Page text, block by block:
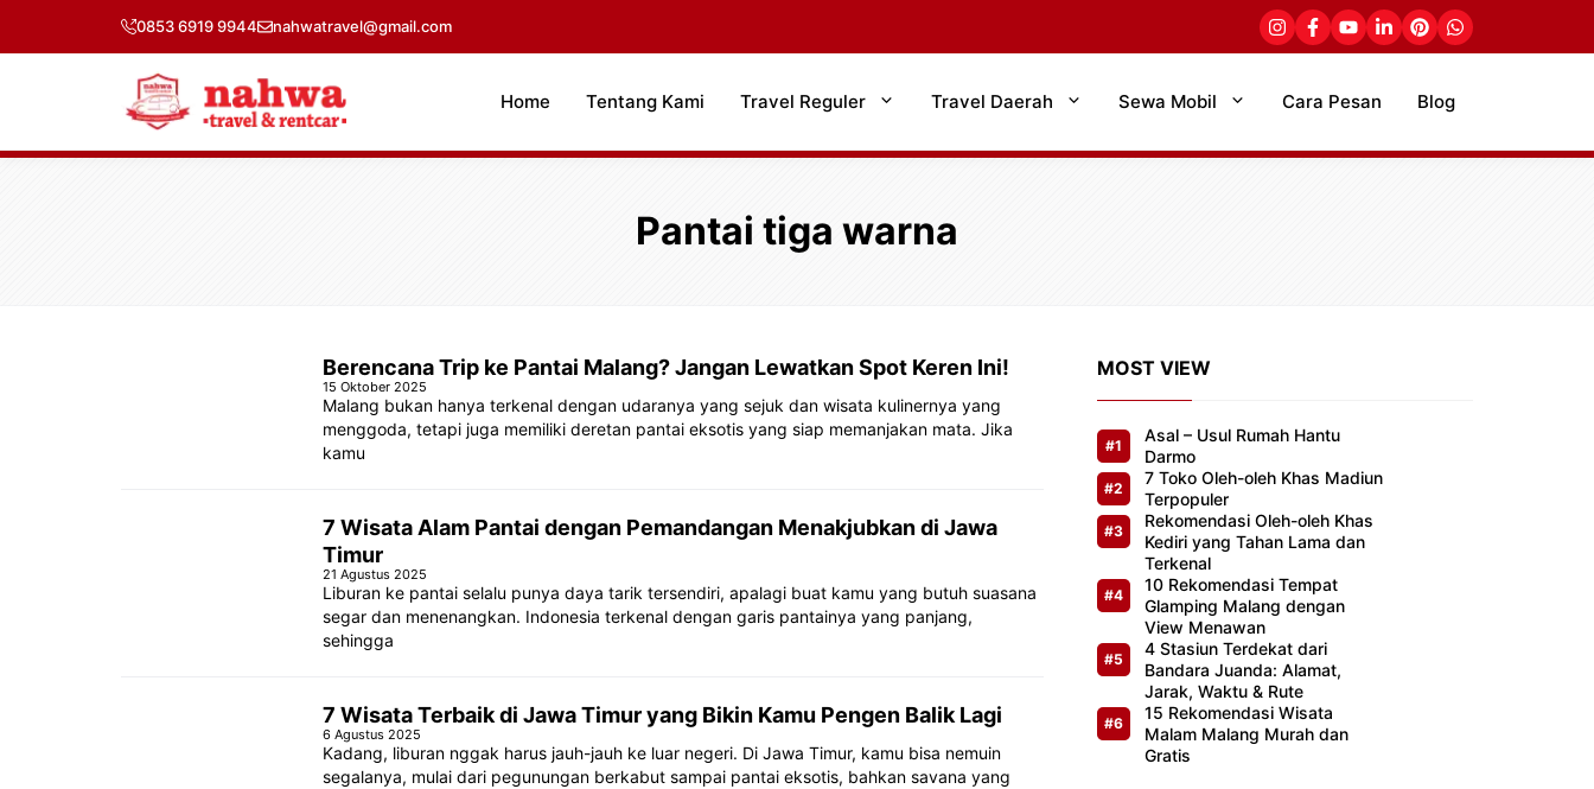
0853 6919 9944 nahwatravel@gmail.com
Home Tentang Kami Travel Reguler Travel Daerah Sewa Mobil Cara Pesan Blog
Pantai tiga warna
Berencana Trip ke Pantai Malang? Jangan Lewatkan Spot Keren Ini!
15 Oktober 2025
Malang bukan hanya terkenal dengan udaranya yang sejuk dan wisata kulinernya yang
menggoda, tetapi juga memiliki deretan pantai eksotis yang siap memanjakan mata. Jika
kamu
7 Wisata Alam Pantai dengan Pemandangan Menakjubkan di Jawa
Timur
21 Agustus 2025
Liburan ke pantai selalu punya daya tarik tersendiri, apalagi buat kamu yang butuh suasana
segar dan menenangkan. Indonesia terkenal dengan garis pantainya yang panjang,
sehingga
7 Wisata Terbaik di Jawa Timur yang Bikin Kamu Pengen Balik Lagi
6 Agustus 2025
Kadang, liburan nggak harus jauh-jauh ke luar negeri. Di Jawa Timur, kamu bisa nemuin
segalanya, mulai dari pegunungan berkabut sampai pantai eksotis, bahkan savana yang
MOST VIEW
Asal – Usul Rumah Hantu
Darmo
7 Toko Oleh-oleh Khas Madiun
Terpopuler
Rekomendasi Oleh-oleh Khas
Kediri yang Tahan Lama dan
Terkenal
10 Rekomendasi Tempat
Glamping Malang dengan
View Menawan
4 Stasiun Terdekat dari
Bandara Juanda: Alamat,
Jarak, Waktu & Rute
15 Rekomendasi Wisata
Malam Malang Murah dan
Gratis